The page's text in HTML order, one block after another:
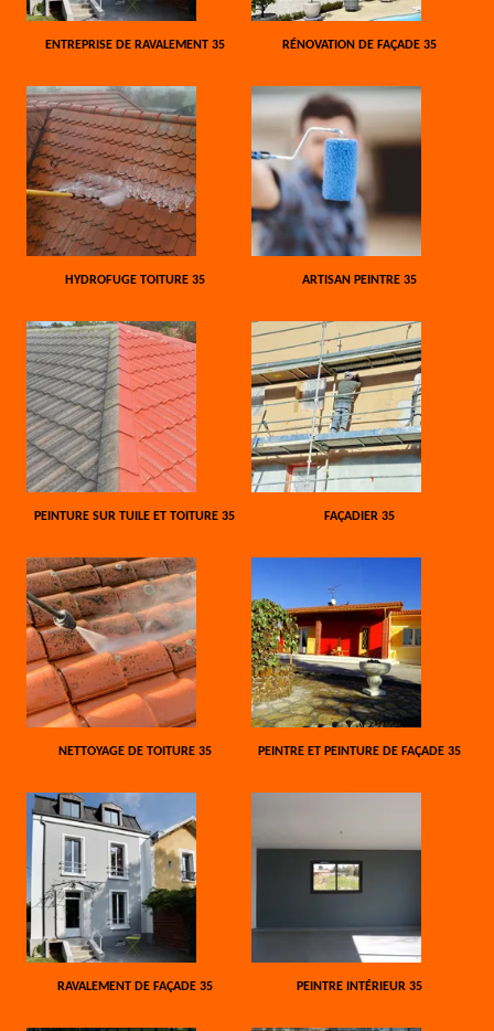
ENTREPRISE DE RAVALEMENT 35 RÉNOVATION DE FAÇADE 35
HYDROFUGE TOITURE 35 ARTISAN PEINTRE 35
PEINTURE SUR TUILE ET TOITURE 35 FAÇADIER 35
NETTOYAGE DE TOITURE 35 PEINTRE ET PEINTURE DE FAÇADE 35
RAVALEMENT DE FAÇADE 35 PEINTRE INTÉRIEUR 35